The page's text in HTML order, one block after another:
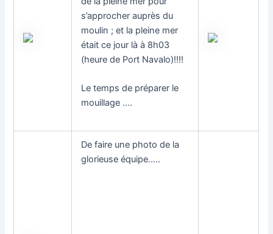
s’approcher auprès du
moulin ; et la pleine mer
était ce jour là à 8h03
(heure de Port Navalo)!!!!
Le temps de préparer le
mouillage ….
De faire une photo de la
glorieuse équipe…..